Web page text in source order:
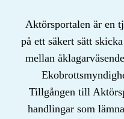
Aktörsportalen är en
på ett säkert sätt
mellan
Tillgången till
handlingar som